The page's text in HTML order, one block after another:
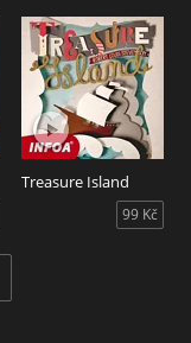
Treasure Island
99 Kč